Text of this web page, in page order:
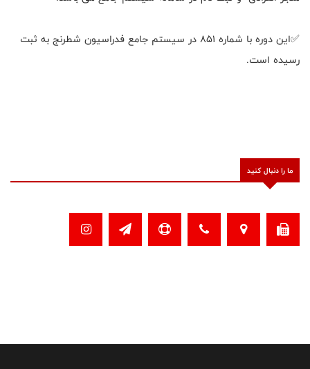
✅این دوره با شماره ۸۵۱ در سیستم جامع فدراسیون شطرنج به ثبت
رسیده است.
ما را دنبال کنید